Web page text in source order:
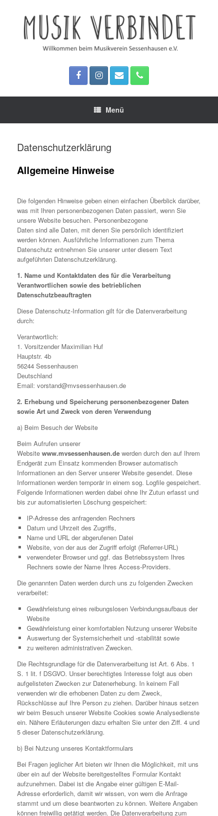
Menü
Datenschutzerklärung
Allgemeine Hinweise
Die folgenden Hinweise geben einen einfachen Überblick darüber,
was mit Ihren personenbezogenen Daten passiert, wenn Sie
unsere Website besuchen. Personenbezogene
Daten sind alle Daten, mit denen Sie persönlich identifiziert
werden können. Ausführliche Informationen zum Thema
Datenschutz entnehmen Sie unserer unter diesem Text
aufgeführten Datenschutzerklärung.
1. Name und Kontaktdaten des für die Verarbeitung
Verantwortlichen sowie des betrieblichen
Datenschutzbeauftragten
Diese Datenschutz-Information gilt für die Datenverarbeitung
durch:
Verantwortlich:
1. Vorsitzender Maximilian Huf
Hauptstr. 4b
56244 Sessenhausen
Deutschland
Email: vorstand@mvsessenhausen.de
2. Erhebung und Speicherung personenbezogener Daten
sowie Art und Zweck von deren Verwendung
a) Beim Besuch der Website
Beim Aufrufen unserer
Website www.mvsessenhausen.de werden durch den auf Ihrem
Endgerät zum Einsatz kommenden Browser automatisch
Informationen an den Server unserer Website gesendet. Diese
Informationen werden temporär in einem sog. Logfile gespeichert.
Folgende Informationen werden dabei ohne Ihr Zutun erfasst und
bis zur automatisierten Löschung gespeichert:
IP-Adresse des anfragenden Rechners
Datum und Uhrzeit des Zugriffs,
Name und URL der abgerufenen Datei
Website, von der aus der Zugriff erfolgt (Referrer-URL)
verwendeter Browser und ggf. das Betriebssystem Ihres
Rechners sowie der Name Ihres Access-Providers.
Die genannten Daten werden durch uns zu folgenden Zwecken
verarbeitet:
Gewährleistung eines reibungslosen Verbindungsaufbaus der
Website
Gewährleistung einer komfortablen Nutzung unserer Website
Auswertung der Systemsicherheit und -stabilität sowie
zu weiteren administrativen Zwecken.
Die Rechtsgrundlage für die Datenverarbeitung ist Art. 6 Abs. 1
S. 1 lit. f DSGVO. Unser berechtigtes Interesse folgt aus oben
aufgelisteten Zwecken zur Datenerhebung. In keinem Fall
verwenden wir die erhobenen Daten zu dem Zweck,
Rückschlüsse auf Ihre Person zu ziehen. Darüber hinaus setzen
wir beim Besuch unserer Website Cookies sowie Analysedienste
ein. Nähere Erläuterungen dazu erhalten Sie unter den Ziff. 4 und
5 dieser Datenschutzerklärung.
b) Bei Nutzung unseres Kontaktformulars
Bei Fragen jeglicher Art bieten wir Ihnen die Möglichkeit, mit uns
über ein auf der Website bereitgestelltes Formular Kontakt
aufzunehmen. Dabei ist die Angabe einer gültigen E-Mail-
Adresse erforderlich, damit wir wissen, von wem die Anfrage
stammt und um diese beantworten zu können. Weitere Angaben
können freiwillig getätigt werden. Die Datenverarbeitung zum